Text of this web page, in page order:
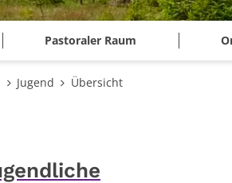
Pastoraler Raum
Jugend Übersicht